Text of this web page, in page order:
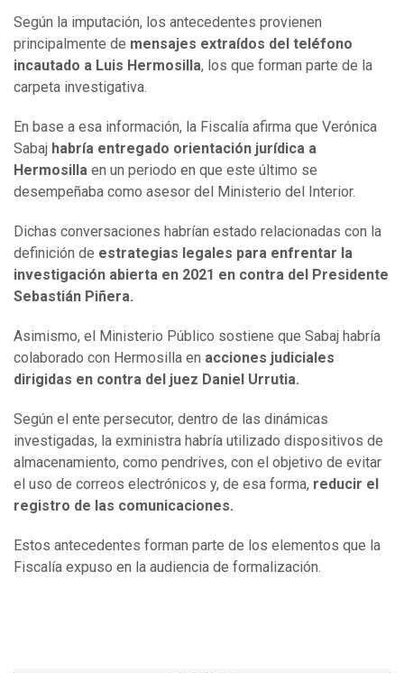
Según la imputación, los antecedentes provienen
principalmente de mensajes extraídos del teléfono
incautado a Luis Hermosilla, los que forman parte de la
carpeta investigativa.
En base a esa información, la Fiscalía afirma que Verónica
Sabaj habría entregado orientación jurídica a
Hermosilla en un periodo en que este último se
desempeñaba como asesor del Ministerio del Interior.
Dichas conversaciones habrían estado relacionadas con la
definición de estrategias legales para enfrentar la
investigación abierta en 2021 en contra del Presidente
Sebastián Piñera.
Asimismo, el Ministerio Público sostiene que Sabaj habría
colaborado con Hermosilla en acciones judiciales
dirigidas en contra del juez Daniel Urrutia.
Según el ente persecutor, dentro de las dinámicas
investigadas, la exministra habría utilizado dispositivos de
almacenamiento, como pendrives, con el objetivo de evitar
el uso de correos electrónicos y, de esa forma, reducir el
registro de las comunicaciones.
Estos antecedentes forman parte de los elementos que la
Fiscalía expuso en la audiencia de formalización.